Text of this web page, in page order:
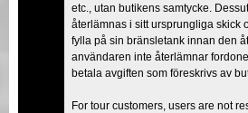
etc., utan butikens samtycke.
återlämnas i sitt ursprungliga skick
fylla på sin bränsletank innan den
användaren inte återlämnar
betala avgiften som föreskrivs av
For tour customers, users are not